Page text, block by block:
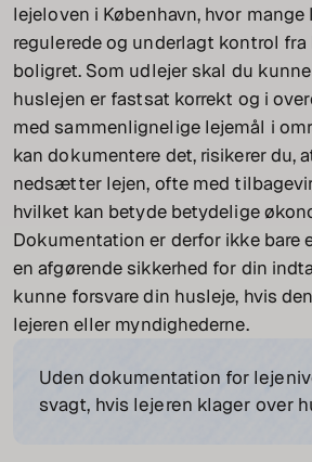
lejeloven i København, hvor mange
regulerede og underlagt kontrol
boligret. Som udlejer skal du
huslejen er fastsat korrekt og i
med sammenlignelige lejemål i
kan dokumentere det, risikerer du,
nedsætter lejen, ofte med
hvilket kan betyde betydelige
Dokumentation er derfor ikke bare
en afgørende sikkerhed for din
kunne forsvare din husleje, hvis
lejeren eller myndighederne.
Uden dokumentation for
svagt, hvis lejeren klager over